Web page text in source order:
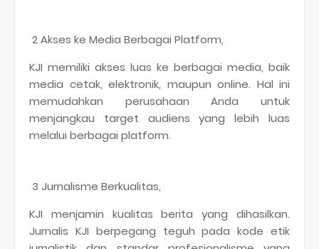
2 Akses ke Media Berbagai Platform,
KJI memiliki akses luas ke berbagai media, baik
media cetak, elektronik, maupun online. Hal ini
memudahkan perusahaan Anda untuk
menjangkau target audiens yang lebih luas
melalui berbagai platform.
3 Jurnalisme Berkualitas,
KJI menjamin kualitas berita yang dihasilkan.
Jurnalis KJI berpegang teguh pada kode etik